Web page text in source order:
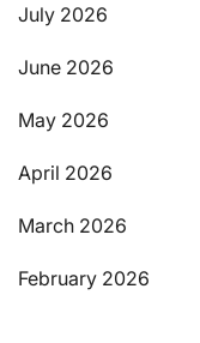
July 2026
June 2026
May 2026
April 2026
March 2026
February 2026